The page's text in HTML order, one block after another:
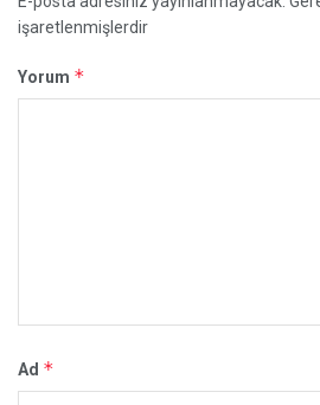
işaretlenmişlerdir
Yorum *
Ad *